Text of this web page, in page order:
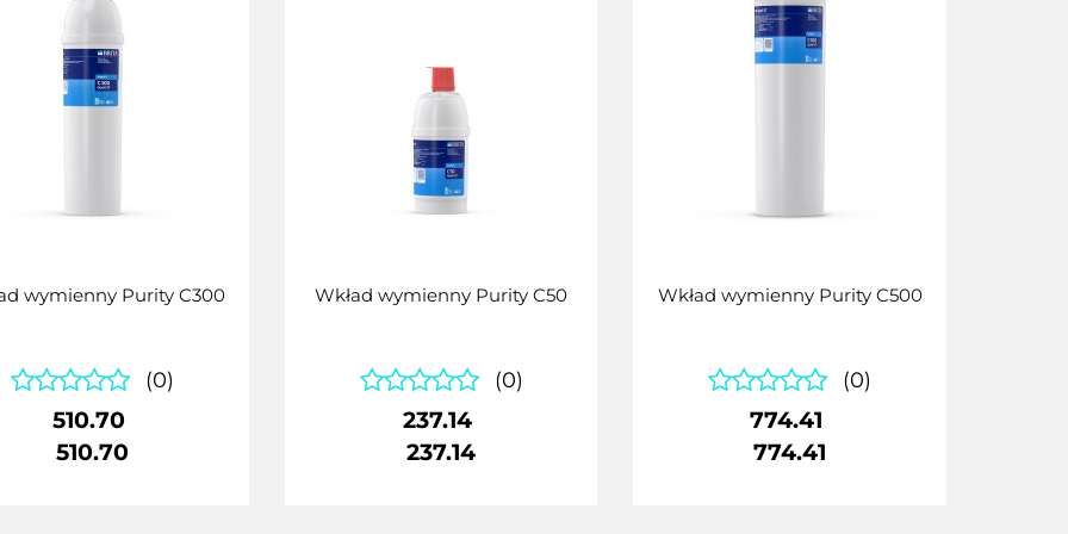
wymienny Purity C300
(0)
510.70
510.70
Wkład wymienny Purity C50
(0)
237.14
237.14
Wkład wymienny Purity C500
(0)
774.41
774.41